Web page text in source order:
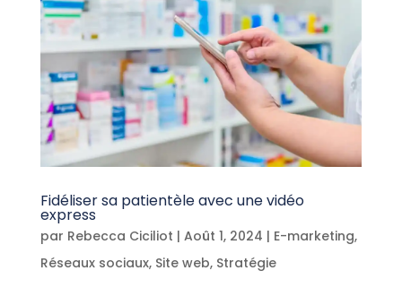
Fidéliser sa patientèle avec une vidéo
express
par Rebecca Ciciliot | Août 1, 2024 | E-marketing,
Réseaux sociaux, Site web, Stratégie